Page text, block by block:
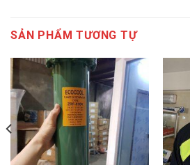
SẢN PHẨM TƯƠNG TỰ